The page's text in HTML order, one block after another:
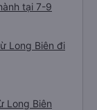
tại 7-9
Long Biên đi
Long Biên